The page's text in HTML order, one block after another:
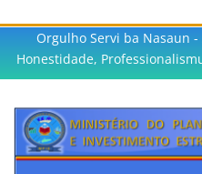
Orgulho Servi ba Nasaun
Honestidade,